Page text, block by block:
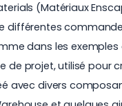
(Matériaux
différentes
dans les exemples
de projet, utilisé pour
avec divers